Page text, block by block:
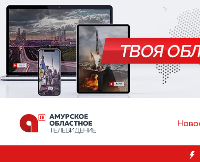
выиграла первенство России по лёгкой